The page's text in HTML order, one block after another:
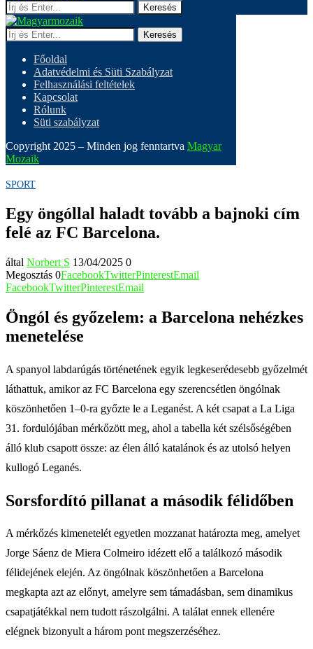
Keresés
Keresés
Főoldal
Adatvédelmi és Süti Szabályzat
Felhasználási feltételek
Kapcsolat
Rólunk
Süti szabályzat
Copyright 2025 – Minden jog fenntartva Magyar
Mozaik
SPORT
Egy öngóllal haladt tovább a bajnoki cím
felé az FC Barcelona.
által Norbert S 13/04/2025 0
Megosztás 0FacebookTwitterPinterestEmail
FacebookTwitterPinterestEmail
Öngól és győzelem: a Barcelona nehézkes
menetelése
A spanyol labdarúgás történetének egyik legkeserédesebb győzelmét
láthattuk, amikor az FC Barcelona egy szerencsétlen öngólnak
köszönhetően 1–0-ra győzte le a Leganést. A két csapat a La Liga
31. fordulójában mérkőzött meg, ahol a tabella két szélsőségében
álló klub csapott össze: az élen álló katalánok és az utolsó helyen
kullogó Leganés.
Sorsfordító pillanat a második félidőben
A mérkőzés kimenetelét egyetlen mozzanat határozta meg, amelyet
Jorge Sáenz de Miera Colmeiro idézett elő a találkozó második
félidejének elején. Az öngólnak köszönhetően a Barcelona
megkapta azt az előnyt, amelyre sem támadásban, sem dinamikus
csapatjátékkal nem tudott rászolgálni. A találat ennek ellenére
elégnek bizonyult a három pont megszerzéséhez.